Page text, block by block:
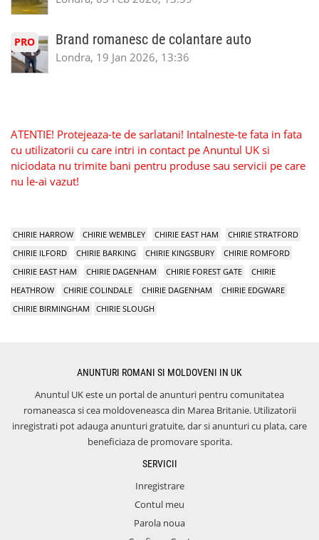
PRO Brand romanesc de colantare auto
Londra, 19 Jan 2026, 13:36
ATENTIE! Protejeaza-te de sarlatani! Intalneste-te fata in fata
cu utilizatorii cu care intri in contact pe Anuntul UK si
niciodata nu trimite bani pentru produse sau servicii pe care
nu le-ai vazut!
CHIRIE HARROW CHIRIE WEMBLEY CHIRIE EAST HAM
CHIRIE STRATFORD
CHIRIE ILFORD
CHIRIE BARKING CHIRIE KINGSBURY
CHIRIE ROMFORD
CHIRIE EAST HAM
CHIRIE DAGENHAM CHIRIE FOREST GATE
CHIRIE
HEATHROW
CHIRIE COLINDALE CHIRIE DAGENHAM
CHIRIE EDGWARE
CHIRIE BIRMINGHAM
CHIRIE SLOUGH
ANUNTURI ROMANI SI MOLDOVENI IN UK
Anuntul UK este un portal de anunturi pentru comunitatea
romaneasca si cea moldoveneasca din Marea Britanie. Utilizatorii
inregistrati pot adauga anunturi gratuite, dar si anunturi cu plata, care
beneficiaza de promovare sporita.
SERVICII
Inregistrare
Contul meu
Parola noua